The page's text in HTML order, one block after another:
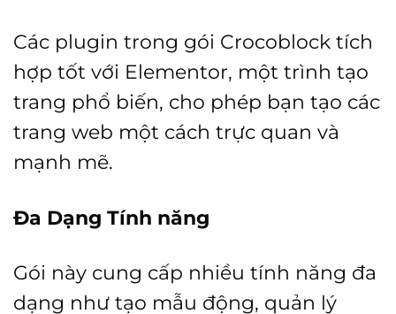
Các plugin trong gói Crocoblock tích
hợp tốt với Elementor, một trình tạo
trang phổ biến, cho phép bạn tạo các
trang web một cách trực quan và
mạnh mẽ.
Đa Dạng Tính năng
Gói này cung cấp nhiều tính năng đa
dạng như tạo mẫu động, quản lý